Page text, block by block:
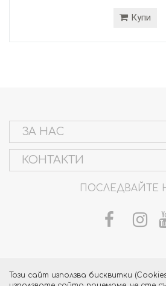
Този сайт използва бисквитки
Купи
ЗА НАС
КОНТАКТИ
ПОСЛЕДВАЙТЕ